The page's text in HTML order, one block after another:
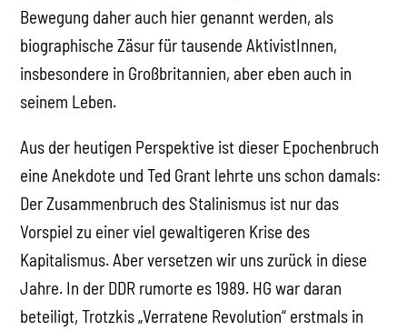
Bewegung daher auch hier genannt werden, als
biographische Zäsur für tausende AktivistInnen,
insbesondere in Großbritannien, aber eben auch in
seinem Leben.
Aus der heutigen Perspektive ist dieser Epochenbruch
eine Anekdote und Ted Grant lehrte uns schon damals:
Der Zusammenbruch des Stalinismus ist nur das
Vorspiel zu einer viel gewaltigeren Krise des
Kapitalismus. Aber versetzen wir uns zurück in diese
Jahre. In der DDR rumorte es 1989. HG war daran
beteiligt, Trotzkis „Verratene Revolution“ erstmals in